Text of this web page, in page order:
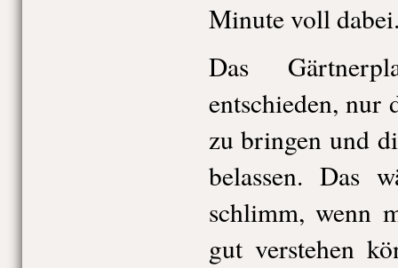
Minute voll
Das
entschieden, nur
zu bringen und
belassen. Das
schlimm, wenn
gut verstehen